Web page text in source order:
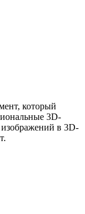
который
3D-
в 3D-